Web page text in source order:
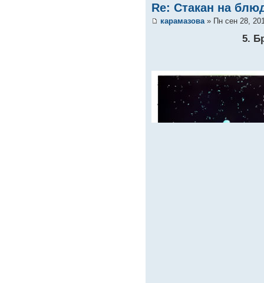
Re: Стакан на
карамазова» Пн сен 28,
5.